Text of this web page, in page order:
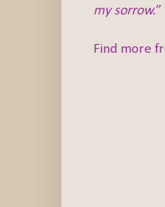
my sorrow.”
Find more